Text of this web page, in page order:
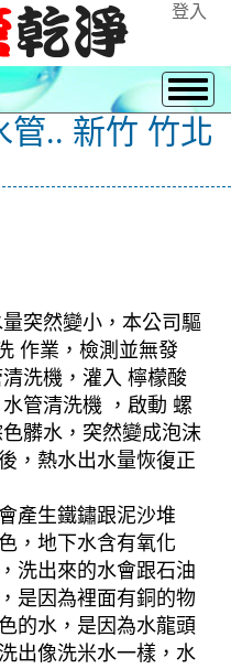
登入
管.. 新竹 竹北
突然變小，本公司驅
作業，檢測並無發
洗機，灌入 檸檬酸
管清洗機 ，啟動 螺
髒水，突然變成泡沫
，熱水出水量恢復正
產生鐵鏽跟泥沙堆
，地下水含有氧化
洗出來的水會跟石油
是因為裡面有銅的物
的水，是因為水龍頭
出像洗米水一樣，水